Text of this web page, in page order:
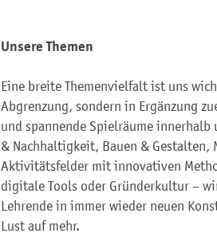
Unsere Themen
Eine breite Themenvielfalt ist uns
Abgrenzung, sondern in Ergänzung
und spannende Spielräume innerhalb
& Nachhaltigkeit, Bauen & Gestalten,
Aktivitätsfelder mit innovativen
digitale Tools oder Gründerkultur –
Lehrende in immer wieder neuen
Lust auf mehr.